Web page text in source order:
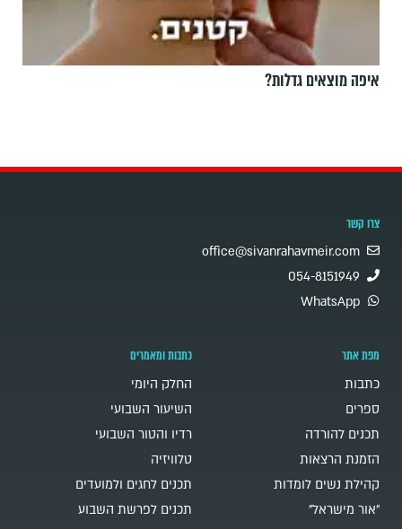
איפה מוצאים גדלות?
צרו קשר
office@sivanrahavmeir.com
054-8151949
WhatsApp
מפת אתר
כתבות
ספרים
תכנים להורדה
הזמנת הרצאות
קהילת נשים לומדות
"אור מישראל"
כתבות ומאמרים
החלק היומי
השיעור השבועי
רדיו והטור השבועי
טלוויזיה
תכנים לחגים ולמועדים
תכנים לפרשת השבוע